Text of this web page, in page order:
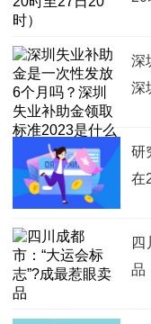
深
深
研
在
四
品